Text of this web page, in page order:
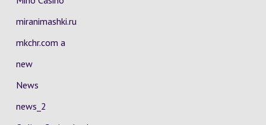
miranimashki.ru
mkchr.com a
new
News
news_2